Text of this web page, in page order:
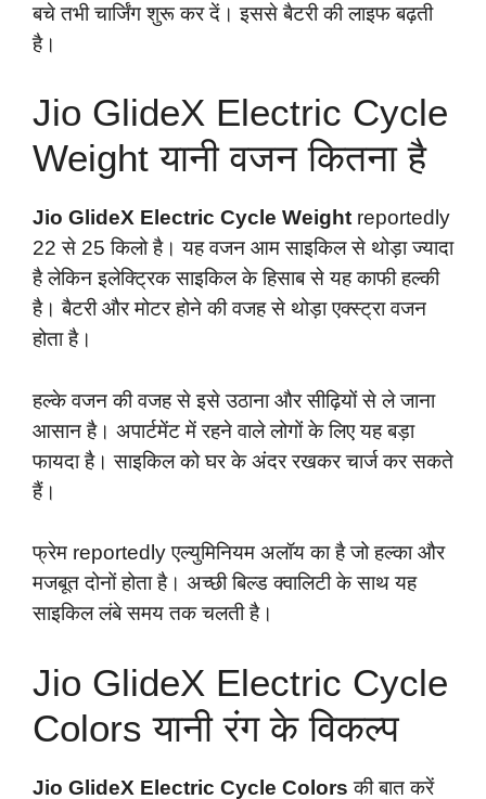
बचे तभी चार्जिंग शुरू कर दें। इससे बैटरी की लाइफ बढ़ती
है।
Jio GlideX Electric Cycle
Weight यानी वजन कितना है
Jio GlideX Electric Cycle Weight reportedly
22 से 25 किलो है। यह वजन आम साइकिल से थोड़ा ज्यादा
है लेकिन इलेक्ट्रिक साइकिल के हिसाब से यह काफी हल्की
है। बैटरी और मोटर होने की वजह से थोड़ा एक्स्ट्रा वजन
होता है।
हल्के वजन की वजह से इसे उठाना और सीढ़ियों से ले जाना
आसान है। अपार्टमेंट में रहने वाले लोगों के लिए यह बड़ा
फायदा है। साइकिल को घर के अंदर रखकर चार्ज कर सकते
हैं।
फ्रेम reportedly एल्युमिनियम अलॉय का है जो हल्का और
मजबूत दोनों होता है। अच्छी बिल्ड क्वालिटी के साथ यह
साइकिल लंबे समय तक चलती है।
Jio GlideX Electric Cycle
Colors यानी रंग के विकल्प
Jio GlideX Electric Cycle Colors की बात करें